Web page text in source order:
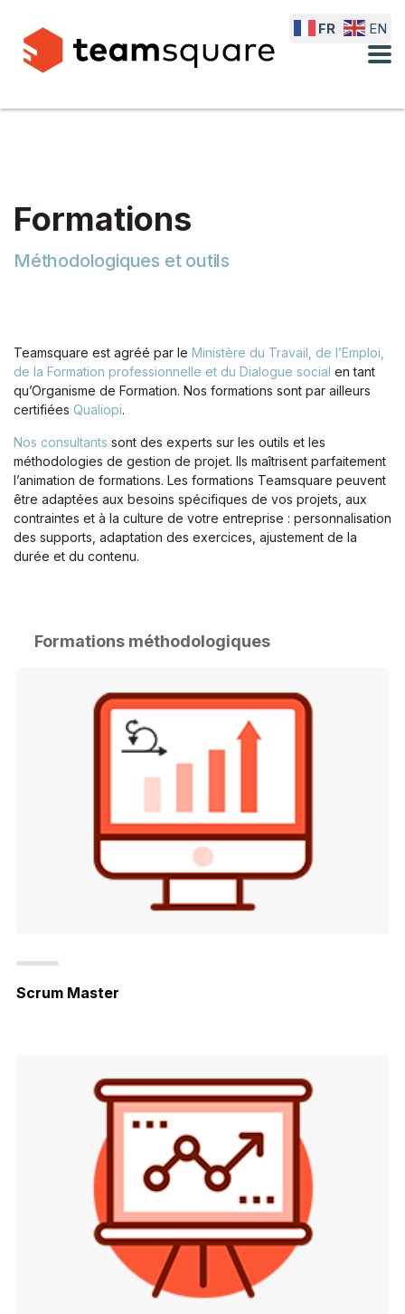
Formations
Méthodologiques et outils
Teamsquare est agréé par le Ministère du Travail, de l’Emploi,
de la Formation professionnelle et du Dialogue social en tant
qu’Organisme de Formation. Nos formations sont par ailleurs
certifiées Qualiopi.
Nos consultants sont des experts sur les outils et les
méthodologies de gestion de projet. Ils maîtrisent parfaitement
l’animation de formations. Les formations Teamsquare peuvent
être adaptées aux besoins spécifiques de vos projets, aux
contraintes et à la culture de votre entreprise : personnalisation
des supports, adaptation des exercices, ajustement de la
durée et du contenu.
Formations méthodologiques
Scrum Master
FR EN